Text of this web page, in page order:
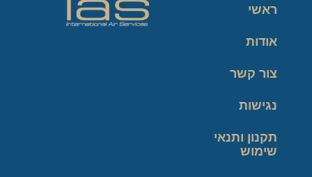
ראשי
אודות
צור קשר
נגישות
תקנון ותנאי
שימוש